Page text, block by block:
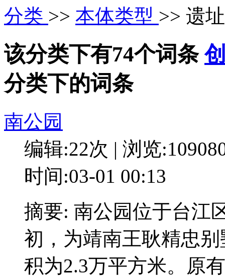
分类 >> 本体类型 >> 遗址
该分类下有74个词条
分类下的词条
南公园
编辑:22次 | 浏览
时间:03-01 00:13
摘要: 南公园位于台江
初，为靖南王耿精忠
积为2.3万平方米。原